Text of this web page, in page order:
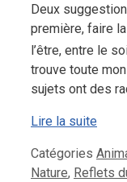
Deux
première, faire
l’être, entre le
trouve toute
sujets ont des
Lire la suite
Catégories
Nature, Reflets